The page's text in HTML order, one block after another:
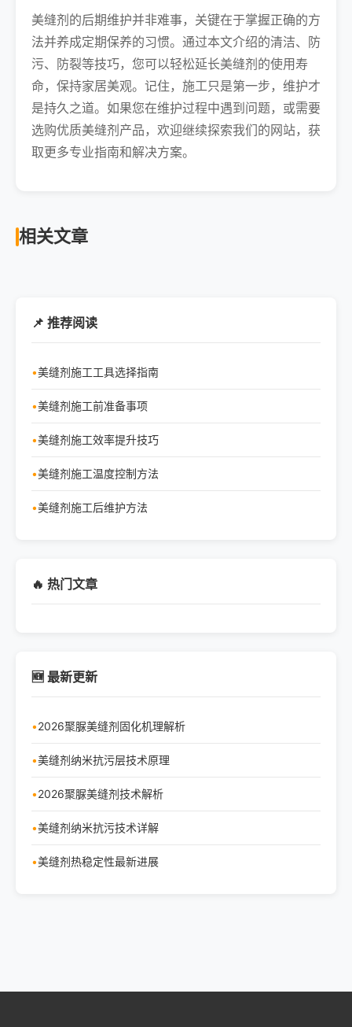
美缝剂的后期维护并非难事，关键在于掌握正确的方
法并养成定期保养的习惯。通过本文介绍的清洁、防
污、防裂等技巧，您可以轻松延长美缝剂的使用寿
命，保持家居美观。记住，施工只是第一步，维护才
是持久之道。如果您在维护过程中遇到问题，或需要
选购优质美缝剂产品，欢迎继续探索我们的网站，获
取更多专业指南和解决方案。
相关文章
📌 推荐阅读
美缝剂施工工具选择指南
美缝剂施工前准备事项
美缝剂施工效率提升技巧
美缝剂施工温度控制方法
美缝剂施工后维护方法
🔥 热门文章
🆕 最新更新
2026聚脲美缝剂固化机理解析
美缝剂纳米抗污层技术原理
2026聚脲美缝剂技术解析
美缝剂纳米抗污技术详解
美缝剂热稳定性最新进展